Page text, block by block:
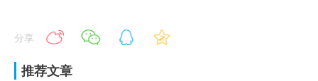
分享
推荐文章